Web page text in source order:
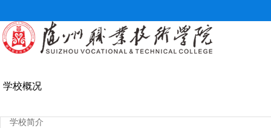
学校概况
学校简介